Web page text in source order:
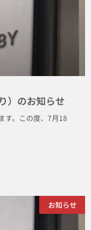
）のお知らせ
す。この度、7月18
お知らせ